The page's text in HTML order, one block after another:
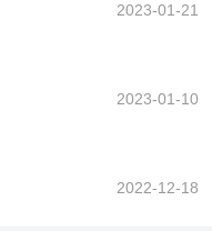
2023-01-21
2023-01-10
2022-12-18